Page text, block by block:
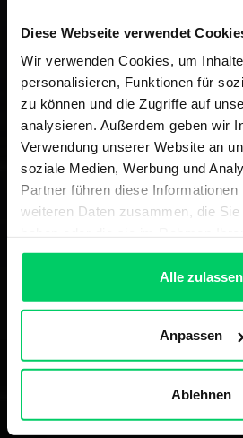
Diese Webseite verwendet
Wir verwenden Cookies, um
personalisieren, Funktionen für
zu können und die Zugriffe auf
analysieren. Außerdem geben wir
Verwendung unserer Website an
soziale Medien, Werbung und
Partner führen diese
weiteren Daten zusammen, die
gesammelt haben.
Alle zulassen
Anpassen
Ablehnen